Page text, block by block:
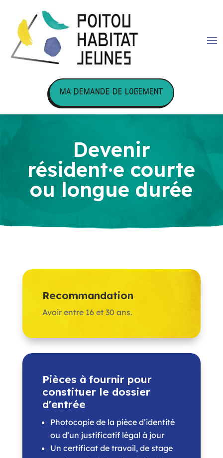
MA DEMANDE DE LOGEMENT
Devenir
résident·e courte
ou longue durée
Recommandation
Avoir entre 16 et 30 ans.
Pièces à fournir pour
constituer le dossier
d'entrée
Photocopie de la pièce d’identité
ou d’un justificatif légal à jour
Un certificat de travail, de stage